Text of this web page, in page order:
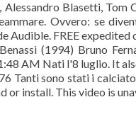
Blasetti, Tom
Ovvero: se
Audible. FREE
(1994) Bruno
AM Nati l'8 luglio. It
Tanti sono stati i
or install. This video is